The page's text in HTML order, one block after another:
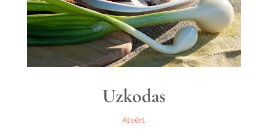
Uzkodas
Atvērt